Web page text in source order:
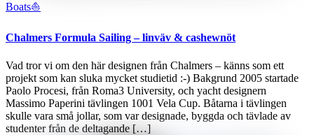
Boats⛵️
Chalmers Formula Sailing – linväv & cashewnöt
Vad tror vi om den här designen från Chalmers – känns som ett
projekt som kan sluka mycket studietid :-) Bakgrund 2005 startade
Paolo Procesi, från Roma3 University, och yacht designern
Massimo Paperini tävlingen 1001 Vela Cup. Båtarna i tävlingen
skulle vara små jollar, som var designade, byggda och tävlade av
studenter från de deltagande […]